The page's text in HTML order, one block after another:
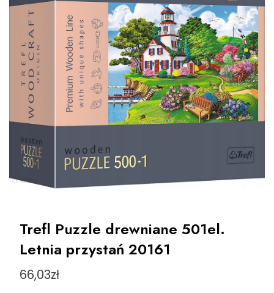
Trefl Puzzle drewniane 501el.
Letnia przystań 20161
66,03zł